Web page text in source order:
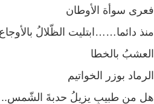
فعرى سوأة الأوطان
منذ دائما……ابتليت الظّلالُ
العشبُ بالخطا
الرماد بوزر الخواتيم
هل من طبيبٍ يزيلُ حدبةَ الشّمس..